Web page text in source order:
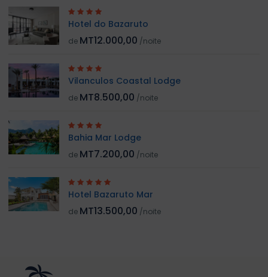
Hotel do Bazaruto
de MT12.000,00 /noite
Vilanculos Coastal Lodge
de MT8.500,00 /noite
Bahia Mar Lodge
de MT7.200,00 /noite
Hotel Bazaruto Mar
de MT13.500,00 /noite